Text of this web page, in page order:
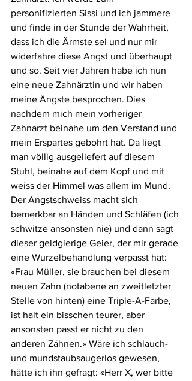
personifizierten Sissi und ich jammere
und finde in der Stunde der Wahrheit,
dass ich die Ärmste sei und nur mir
widerfahre diese Angst und überhaupt
und so. Seit vier Jahren habe ich nun
eine neue Zahnärztin und wir haben
meine Ängste besprochen. Dies
nachdem mich mein vorheriger
Zahnarzt beinahe um den Verstand und
mein Erspartes gebohrt hat. Da liegt
man völlig ausgeliefert auf diesem
Stuhl, beinahe auf dem Kopf und mit
weiss der Himmel was allem im Mund.
Der Angstschweiss macht sich
bemerkbar an Händen und Schläfen (ich
schwitze ansonsten nie) und dann sagt
dieser geldgierige Geier, der mir gerade
eine Wurzelbehandlung verpasst hat:
«Frau Müller, sie brauchen bei diesem
neuen Zahn (notabene an zweitletzter
Stelle von hinten) eine Triple-A-Farbe,
ist halt ein bisschen teurer, aber
ansonsten passt er nicht zu den
anderen Zähnen.» Wäre ich schlauch-
und mundstaubsaugerlos gewesen,
hätte ich ihn gefragt: «Herr X, wer bitte